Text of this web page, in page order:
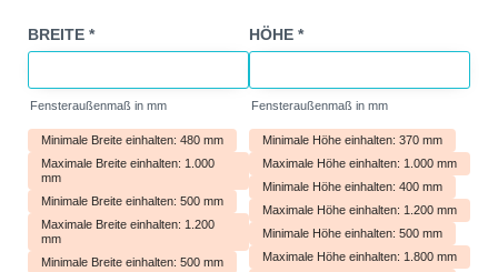
BREITE *
Fensteraußenmaß in mm
Minimale Breite einhalten: 480 mm
Maximale Breite einhalten: 1.000
mm
Minimale Breite einhalten: 500 mm
Maximale Breite einhalten: 1.200
mm
Minimale Breite einhalten: 500 mm
HÖHE *
Fensteraußenmaß in mm
Minimale Höhe einhalten: 370 mm
Maximale Höhe einhalten: 1.000 mm
Minimale Höhe einhalten: 400 mm
Maximale Höhe einhalten: 1.200 mm
Minimale Höhe einhalten: 500 mm
Maximale Höhe einhalten: 1.800 mm